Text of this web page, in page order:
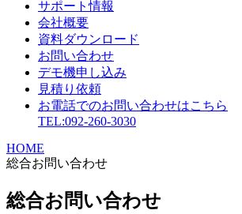
サポート情報
会社概要
資料ダウンロード
お問い合わせ
デモ機申し込み
見積り依頼
お電話でのお問い合わせはこちら
TEL:092-260-3030
HOME
総合お問い合わせ
総合お問い合わせ